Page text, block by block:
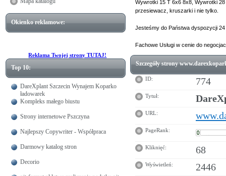
Okienko reklamowe:
Reklama Twojej strony TUTAJ!
Top 10:
DareXplant Szczecin Wynajem Koparko
ładowarek
Kompleks małego biustu
Strony internetowe Pszczyna
Najlepszy Copywriter - Współpraca
Darmowy katalog stron
Decorio
Wywrotki 15 T 6x6 8x8, Wywrotki 28
przesiewacz, kruszarki i nie tylko.
Jesteśmy do Państwa dyspozycji
Fachowe Usługi w cenie do
Szczegóły strony
ID: 774
Tytuł:
URL:
PageRank:
Kliknięć: 68
Wyświetleń: 2446